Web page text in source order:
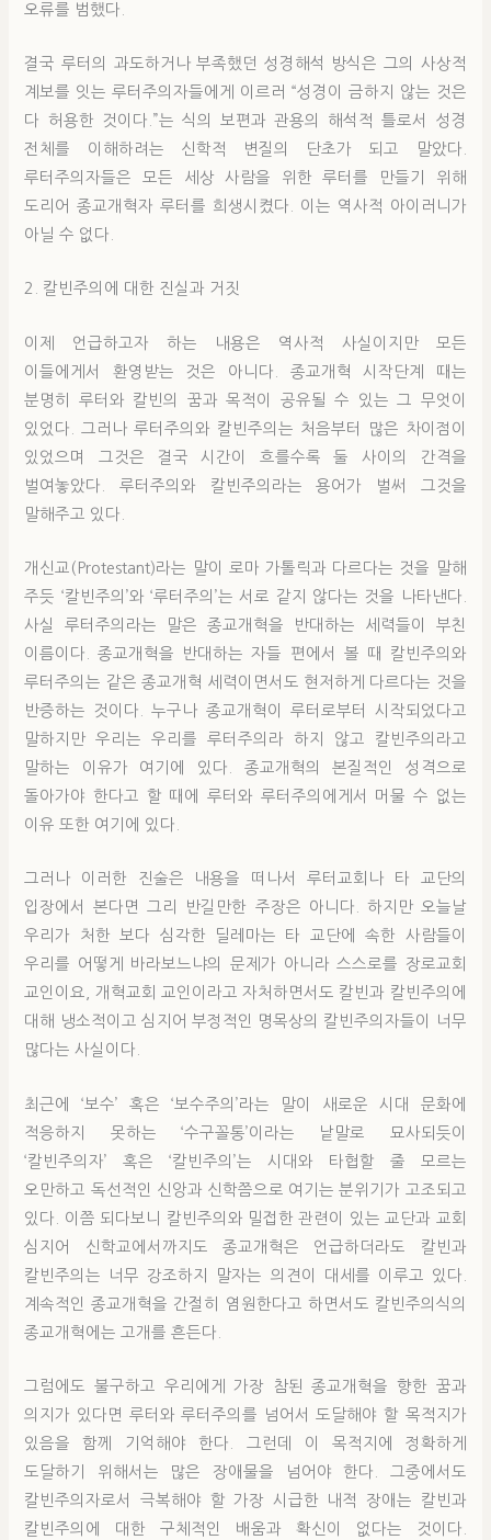
오류를 범했다.
결국 루터의 과도하거나 부족했던 성경해석 방식은 그의 사상적
계보를 잇는 루터주의자들에게 이르러 “성경이 금하지 않는 것은
다 허용한 것이다.”는 식의 보편과 관용의 해석적 틀로서 성경
전체를 이해하려는 신학적 변질의 단초가 되고 말았다.
루터주의자들은 모든 세상 사람을 위한 루터를 만들기 위해
도리어 종교개혁자 루터를 희생시켰다. 이는 역사적 아이러니가
아닐 수 없다.
2. 칼빈주의에 대한 진실과 거짓
이제 언급하고자 하는 내용은 역사적 사실이지만 모든
이들에게서 환영받는 것은 아니다. 종교개혁 시작단계 때는
분명히 루터와 칼빈의 꿈과 목적이 공유될 수 있는 그 무엇이
있었다. 그러나 루터주의와 칼빈주의는 처음부터 많은 차이점이
있었으며 그것은 결국 시간이 흐를수록 둘 사이의 간격을
벌여놓았다. 루터주의와 칼빈주의라는 용어가 벌써 그것을
말해주고 있다.
개신교(Protestant)라는 말이 로마 가톨릭과 다르다는 것을 말해
주듯 ‘칼빈주의’와 ‘루터주의’는 서로 같지 않다는 것을 나타낸다.
사실 루터주의라는 말은 종교개혁을 반대하는 세력들이 부친
이름이다. 종교개혁을 반대하는 자들 편에서 볼 때 칼빈주의와
루터주의는 같은 종교개혁 세력이면서도 현저하게 다르다는 것을
반증하는 것이다. 누구나 종교개혁이 루터로부터 시작되었다고
말하지만 우리는 우리를 루터주의라 하지 않고 칼빈주의라고
말하는 이유가 여기에 있다. 종교개혁의 본질적인 성격으로
돌아가야 한다고 할 때에 루터와 루터주의에게서 머물 수 없는
이유 또한 여기에 있다.
그러나 이러한 진술은 내용을 떠나서 루터교회나 타 교단의
입장에서 본다면 그리 반길만한 주장은 아니다. 하지만 오늘날
우리가 처한 보다 심각한 딜레마는 타 교단에 속한 사람들이
우리를 어떻게 바라보느냐의 문제가 아니라 스스로를 장로교회
교인이요, 개혁교회 교인이라고 자처하면서도 칼빈과 칼빈주의에
대해 냉소적이고 심지어 부정적인 명목상의 칼빈주의자들이 너무
많다는 사실이다.
최근에 ‘보수’ 혹은 ‘보수주의’라는 말이 새로운 시대 문화에
적응하지 못하는 ‘수구꼴통’이라는 낱말로 묘사되듯이
‘칼빈주의자’ 혹은 ‘칼빈주의’는 시대와 타협할 줄 모르는
오만하고 독선적인 신앙과 신학쯤으로 여기는 분위기가 고조되고
있다. 이쯤 되다보니 칼빈주의와 밀접한 관련이 있는 교단과 교회
심지어 신학교에서까지도 종교개혁은 언급하더라도 칼빈과
칼빈주의는 너무 강조하지 말자는 의견이 대세를 이루고 있다.
계속적인 종교개혁을 간절히 염원한다고 하면서도 칼빈주의식의
종교개혁에는 고개를 흔든다.
그럼에도 불구하고 우리에게 가장 참된 종교개혁을 향한 꿈과
의지가 있다면 루터와 루터주의를 넘어서 도달해야 할 목적지가
있음을 함께 기억해야 한다. 그런데 이 목적지에 정확하게
도달하기 위해서는 많은 장애물을 넘어야 한다. 그중에서도
칼빈주의자로서 극복해야 할 가장 시급한 내적 장애는 칼빈과
칼빈주의에 대한 구체적인 배움과 확신이 없다는 것이다.